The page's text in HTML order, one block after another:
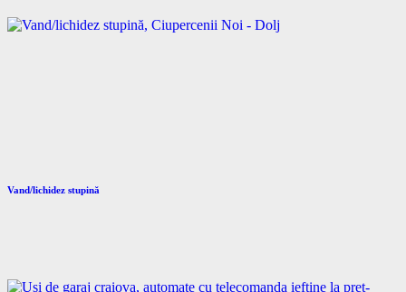
Vand/lichidez stupină